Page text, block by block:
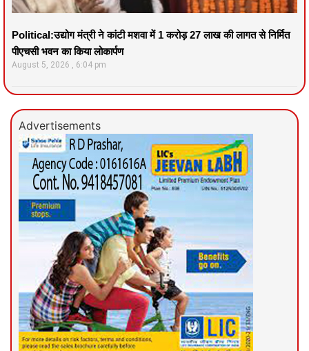
Political:उद्योग मंत्री ने कांटी मशवा में 1 करोड़ 27 लाख की लागत से निर्मित
पीएचसी भवन का किया लोकार्पण
August 5, 2026 6:04 pm
Advertisements